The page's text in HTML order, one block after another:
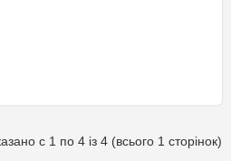
с 1 по 4 із 4 (всього 1 сторінок)